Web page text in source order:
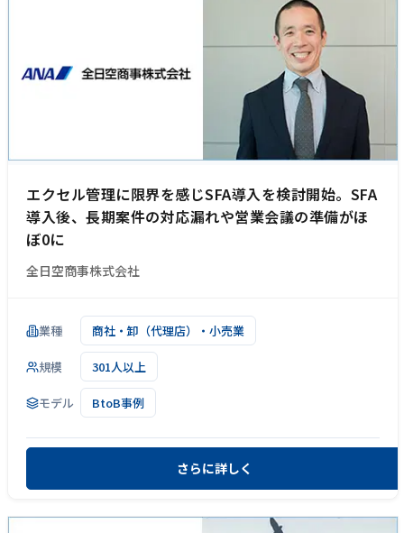
エクセル管理に限界を感じSFA導入を検討開始。SFA
導入後、長期案件の対応漏れや営業会議の準備がほ
ぼ0に
全日空商事株式会社
業種 商社・卸（代理店）・小売業
規模 301人以上
モデル BtoB事例
さらに詳しく